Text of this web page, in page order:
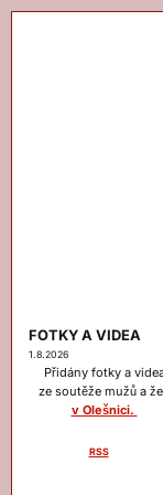
FOTKY A VIDEA
1.8.2026
Přidány fotky a
ze soutěže mužů a
v Olešnici.
RSS